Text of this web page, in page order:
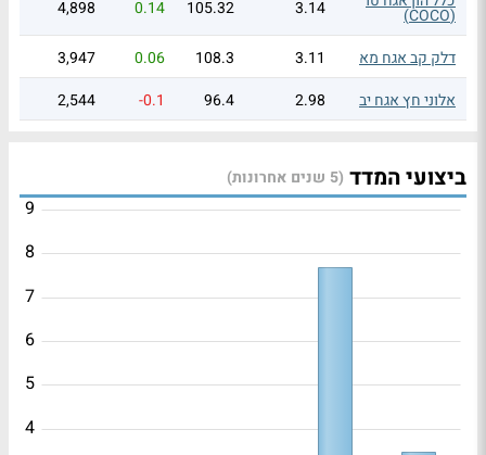
(COCO)
3.14
105.32
0.14
4,898
דלק קב אגח מא 3.11
108.3
0.06
3,947
אלוני חץ אגח יב
2.98
96.4
-0.1
2,544
ביצועי המדד (5 שנים אחרונות)
4
5
6
7
8
9